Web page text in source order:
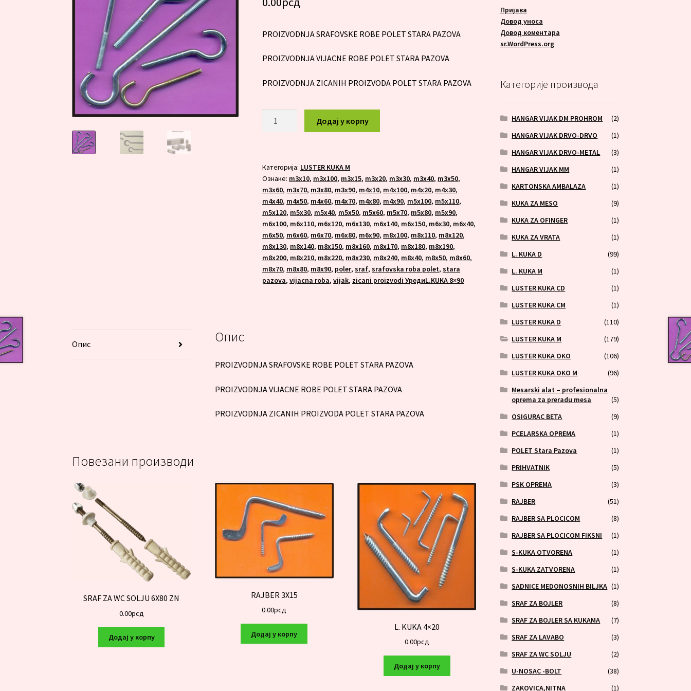
PROIZVODNJA SRAFOVSKE ROBE POLET STARA PAZOVA
PROIZVODNJA VIJACNE ROBE POLET STARA PAZOVA
PROIZVODNJA ZICANIH PROIZVODA POLET STARA PAZOVA
количина
Додај у корпу
Категорија: LUSTER KUKA M
Ознаке: m3x10, m3x100, m3x15, m3x20, m3x30, m3x40, m3x50,
m3x60, m3x70, m3x80, m3x90, m4x10, m4x100, m4x20, m4x30,
m4x40, m4x50, m4x60, m4x70, m4x80, m4x90, m5x100, m5x110,
m5x120, m5x30, m5x40, m5x50, m5x60, m5x70, m5x80, m5x90,
m6x100, m6x110, m6x120, m6x130, m6x140, m6x150, m6x30, m6x40,
m6x50, m6x60, m6x70, m6x80, m6x90, m8x100, m8x110, m8x120,
m8x130, m8x140, m8x150, m8x160, m8x170, m8x180, m8x190,
m8x200, m8x210, m8x220, m8x230, m8x240, m8x40, m8x50, m8x60,
m8x70, m8x80, m8x90, poler,sraf,srafovska roba polet,stara
pazova,vijacna roba,vijak, zicani proizvodi УредиL.KUKA 8×90
Опис Опис
PROIZVODNJA SRAFOVSKE ROBE POLET STARA PAZOVA
PROIZVODNJA VIJACNE ROBE POLET STARA PAZOVA
PROIZVODNJA ZICANIH PROIZVODA POLET STARA PAZOVA
Повезани производи
SRAF ZA WC SOLJU 6X80 ZN
0.00рсд
Додај у корпу
RAJBER 3X15
0.00рсд
Додај у корпу
L. KUKA 4×20
0.00рсд
Додај у корпу
Пријава
Довод уноса
Довод коментара
sr.WordPress.org
Категорије производа
HANGAR VIJAK DM PROHROM
(2)
HANGAR VIJAK DRVO-DRVO
(1)
HANGAR VIJAK DRVO-METAL
(3)
HANGAR VIJAK MM
(1)
KARTONSKA AMBALAZA
(1)
KUKA ZA MESO
(9)
KUKA ZA OFINGER
(1)
KUKA ZA VRATA
(1)
L. KUKA D
(99)
L. KUKA M
(1)
LUSTER KUKA CD
(1)
LUSTER KUKA CM
(1)
LUSTER KUKA D
(110)
LUSTER KUKA M
(179)
LUSTER KUKA OKO
(106)
LUSTER KUKA OKO M
(96)
Mesarski alat – profesionalna
oprema za preradu mesa
(5)
OSIGURAC BETA
(9)
PCELARSKA OPREMA
(1)
POLET Stara Pazova
(1)
PRIHVATNIK
(5)
PSK OPREMA
(3)
RAJBER
(51)
RAJBER SA PLOCICOM
(8)
RAJBER SA PLOCICOM FIKSNI
(1)
S-KUKA OTVORENA
(1)
S-KUKA ZATVORENA
(1)
SADNICE MEDONOSNIH BILJKA (1)
SRAF ZA BOJLER
(8)
SRAF ZA BOJLER SA KUKAMA
(7)
SRAF ZA LAVABO
(3)
SRAF ZA WC SOLJU
(2)
U-NOSAC -BOLT
(38)
ZAKOVICA,NITNA
(1)